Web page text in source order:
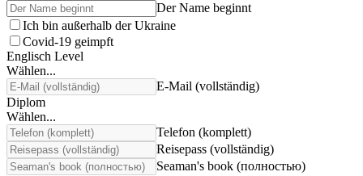
Der Name beginnt
Ich bin außerhalb der Ukraine
Covid-19 geimpft
Englisch Level
Wählen...
E-Mail (vollständig)
Diplom
Wählen...
Telefon (komplett)
Reisepass (vollständig)
Seaman's book (полностью)